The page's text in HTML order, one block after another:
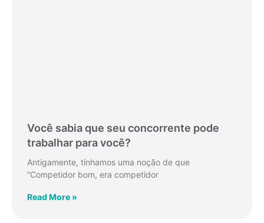
Você sabia que seu concorrente pode
trabalhar para você?
Antigamente, tínhamos uma noção de que
“Competidor bom, era competidor
Read More »